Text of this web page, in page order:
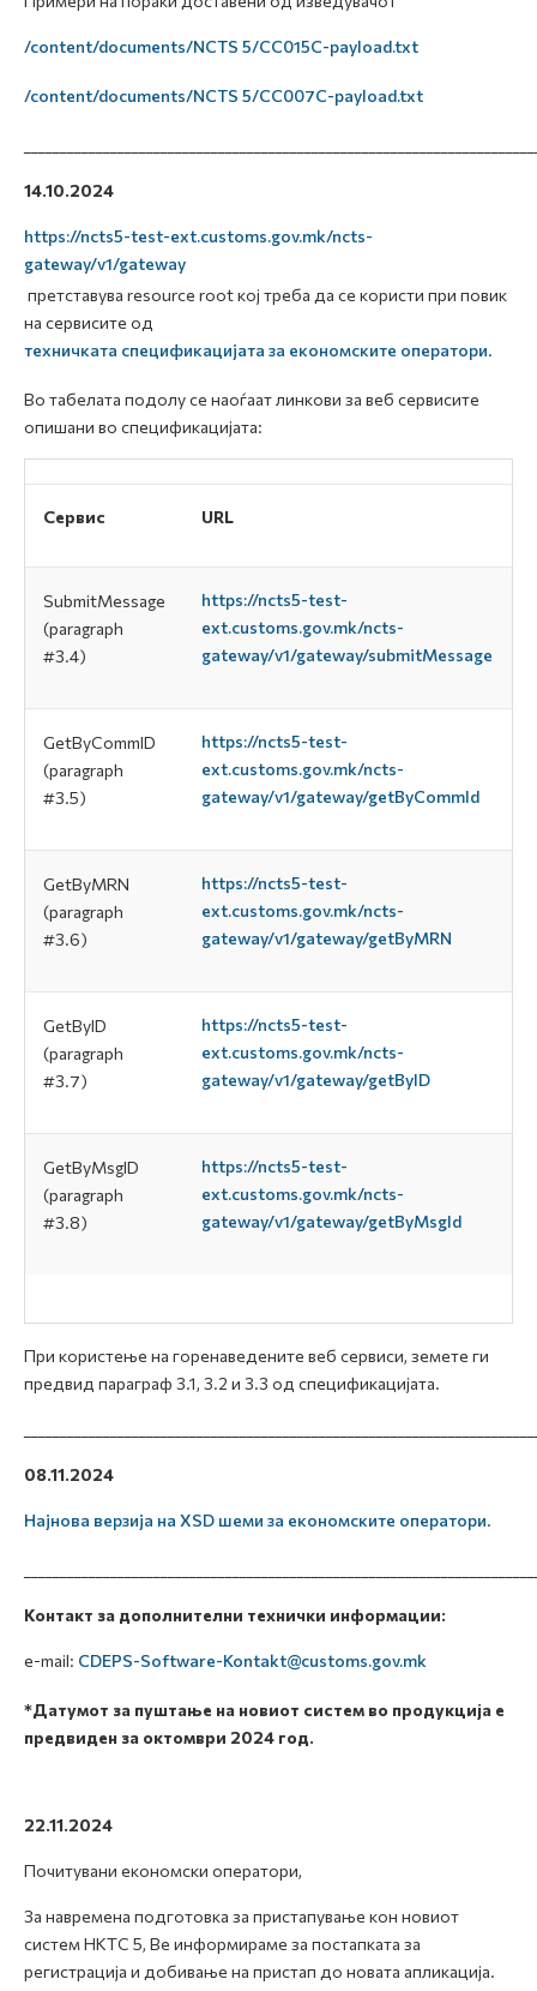
/content/documents/NCTS 5/CC015C-payload.txt
/content/documents/NCTS 5/CC007C-payload.txt
14.10.2024
https://ncts5-test-ext.customs.gov.mk/ncts-
gateway/v1/gateway
претставува resource root кој треба да се користи при повик
на сервисите од
техничката спецификацијата за економските оператори.
Во табелата подолу се наоѓаат линкови за веб сервисите
опишани во спецификацијата:
Сервис URL
SubmitMessage
(paragraph
#3.4)
https://ncts5-test-
ext.customs.gov.mk/ncts-
gateway/v1/gateway/submitMessage
GetByCommID
(paragraph
#3.5)
https://ncts5-test-
ext.customs.gov.mk/ncts-
gateway/v1/gateway/getByCommId
GetByMRN
(paragraph
#3.6)
https://ncts5-test-
ext.customs.gov.mk/ncts-
gateway/v1/gateway/getByMRN
GetByID
(paragraph
#3.7)
https://ncts5-test-
ext.customs.gov.mk/ncts-
gateway/v1/gateway/getByID
GetByMsgID
(paragraph
#3.8)
https://ncts5-test-
ext.customs.gov.mk/ncts-
gateway/v1/gateway/getByMsgId
При користење на горенаведените веб сервиси, земете ги
предвид параграф 3.1, 3.2 и 3.3 од спецификацијата.
08.11.2024
Најнова верзија на XSD шеми за економските оператори.
Контакт за дополнителни технички информации:
e-mail: CDEPS-Software-Kontakt@customs.gov.mk
*Датумот за пуштање на новиот систем во продукција е
предвиден за октомври 2024 год.
22.11.2024
Почитувани економски оператори,
За навремена подготовка за пристапување кон новиот
систем НКТС 5, Ве информираме за постапката за
регистрација и добивање на пристап до новата апликација.